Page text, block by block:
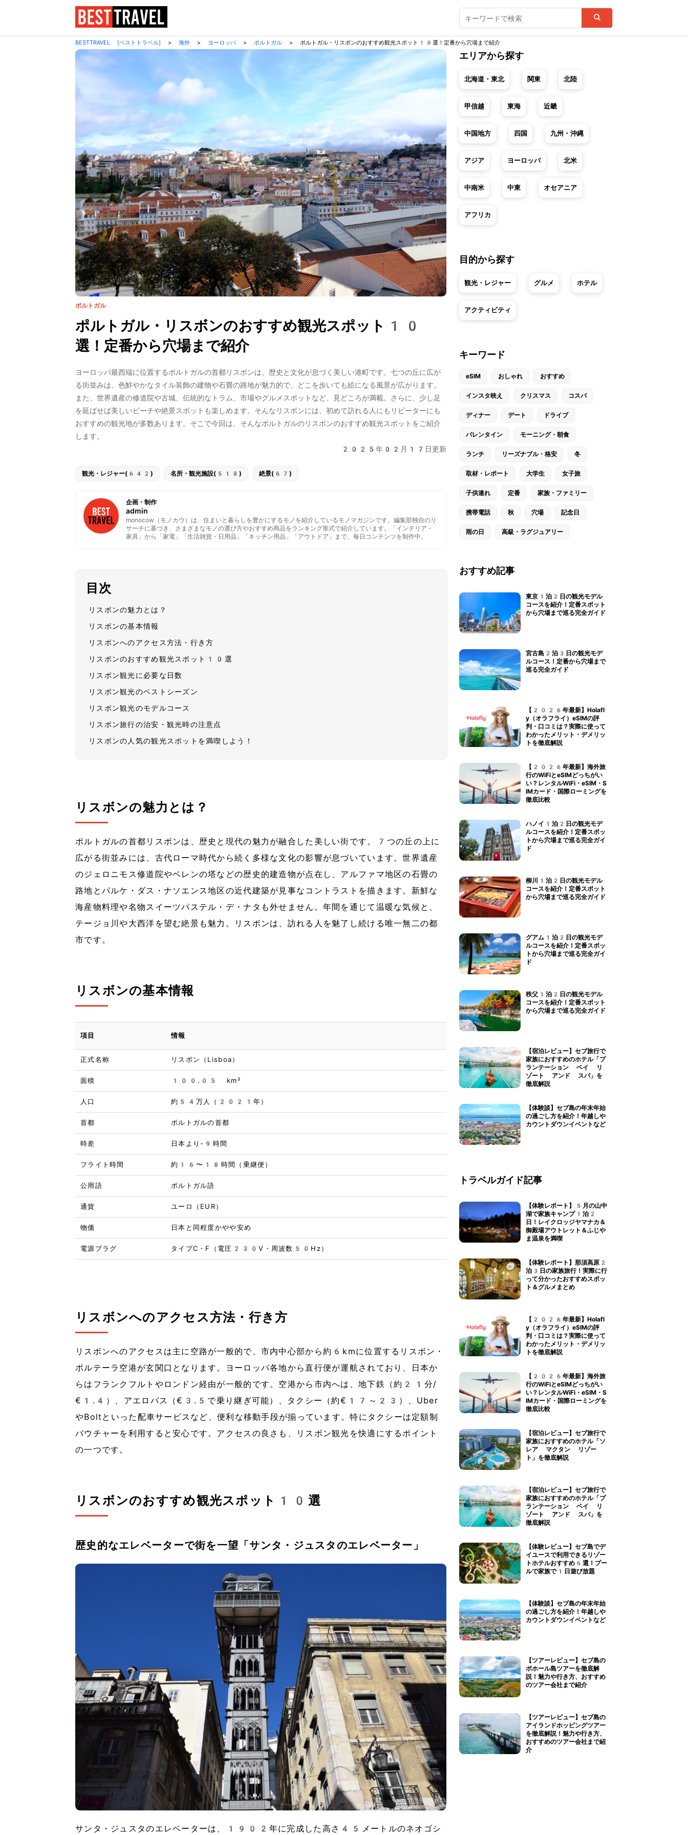
BESTTRAVEL [ベストトラベル] > 海外 > ヨーロッパ > ポルトガル > ポルトガル・リスボンのおすすめ観光スポット10選！定番から穴場まで紹介
ポルトガル
ポルトガル・リスボンのおすすめ観光スポット10
選！定番から穴場まで紹介
ヨーロッパ最西端に位置するポルトガルの首都リスボンは、歴史と文化が息づく美しい港町です。七つの丘に広が
る街並みは、色鮮やかなタイル装飾の建物や石畳の路地が魅力的で、どこを歩いても絵になる風景が広がります。
また、世界遺産の修道院や古城、伝統的なトラム、市場やグルメスポットなど、見どころが満載。さらに、少し足
を延ばせば美しいビーチや絶景スポットも楽しめます。そんなリスボンには、初めて訪れる人にもリピーターにも
おすすめの観光地が多数あります。そこで今回は、そんなポルトガルのリスボンのおすすめ観光スポットをご紹介
します。
2025年02月17日更新
観光・レジャー(642) 名所・観光施設(518) 絶景(67)
企画・制作
admin
monocow（モノカウ）は、住まいと暮らしを豊かにするモノを紹介しているモノマガジンです。編集部独自のリ
サーチに基づき、さまざまなモノの選び方やおすすめ商品をランキング形式で紹介しています。「インテリア・
家具」から「家電」「生活雑貨・日用品」「キッチン用品」「アウトドア」まで、毎日コンテンツを制作中。
目次
リスボンの魅力とは？
リスボンの基本情報
リスボンへのアクセス方法・行き方
リスボンのおすすめ観光スポット10選
リスボン観光に必要な日数
リスボン観光のベストシーズン
リスボン観光のモデルコース
リスボン旅行の治安・観光時の注意点
リスボンの人気の観光スポットを満喫しよう！
リスボンの魅力とは？
ポルトガルの首都リスボンは、歴史と現代の魅力が融合した美しい街です。7つの丘の上に
広がる街並みには、古代ローマ時代から続く多様な文化の影響が息づいています。世界遺産
のジェロニモス修道院やベレンの塔などの歴史的建造物が点在し、アルファマ地区の石畳の
路地とパルケ・ダス・ナソエンス地区の近代建築が見事なコントラストを描きます。新鮮な
海産物料理や名物スイーツパステル・デ・ナタも外せません。年間を通じて温暖な気候と、
テージョ川や大西洋を望む絶景も魅力。リスボンは、訪れる人を魅了し続ける唯一無二の都
市です。
リスボンの基本情報
項目 情報
正式名称 リスボン（Lisboa）
面積 100.05 km²
人口 約54万人（2021年）
首都 ポルトガルの首都
時差 日本より-9時間
フライト時間 約16〜18時間（乗継便）
公用語 ポルトガル語
通貨 ユーロ（EUR）
物価 日本と同程度かやや安め
電源プラグ タイプC・F（電圧230V・周波数50Hz）
リスボンへのアクセス方法・行き方
リスボンへのアクセスは主に空路が一般的で、市内中心部から約6kmに位置するリスボン・
ポルテーラ空港が玄関口となります。ヨーロッパ各地から直行便が運航されており、日本か
らはフランクフルトやロンドン経由が一般的です。空港から市内へは、地下鉄（約21分/
€1.4）、アエロバス（€3.5で乗り継ぎ可能）、タクシー（約€17～23）、Uber
やBoltといった配車サービスなど、便利な移動手段が揃っています。特にタクシーは定額制
バウチャーを利用すると安心です。アクセスの良さも、リスボン観光を快適にするポイント
の一つです。
リスボンのおすすめ観光スポット10選
歴史的なエレベーターで街を一望「サンタ・ジュスタのエレベーター」
サンタ・ジュスタのエレベーターは、1902年に完成した高さ45メートルのネオゴシ
エリアから探す
北海道・東北 関東 北陸
甲信越 東海 近畿
中国地方 四国 九州・沖縄
アジア ヨーロッパ 北米
中南米 中東 オセアニア
アフリカ
目的から探す
観光・レジャー グルメ ホテル
アクティビティ
キーワード
eSIM おしゃれ おすすめ
インスタ映え クリスマス コスパ
ディナー デート ドライブ
バレンタイン モーニング・朝食
ランチ リーズナブル・格安 冬
取材・レポート 大学生 女子旅
子供連れ 定番 家族・ファミリー
携帯電話 秋 穴場 記念日
雨の日 高級・ラグジュアリー
おすすめ記事
東京1泊2日の観光モデル
コースを紹介！定番スポット
から穴場まで巡る完全ガイド
宮古島2泊3日の観光モデ
ルコース！定番から穴場まで
巡る完全ガイド
【2026年最新】Holafl
y（オラフライ）eSIMの評
判・口コミは？実際に使って
わかったメリット・デメリッ
トを徹底解説
【2026年最新】海外旅
行のWiFiとeSIMどっちがい
い？レンタルWiFi・eSIM・S
IMカード・国際ローミングを
徹底比較
ハノイ1泊2日の観光モデ
ルコースを紹介！定番スポッ
トから穴場まで巡る完全ガイ
ド
柳川1泊2日の観光モデル
コースを紹介！定番スポット
から穴場まで巡る完全ガイド
グアム1泊2日の観光モデ
ルコースを紹介！定番スポッ
トから穴場まで巡る完全ガイ
ド
秩父1泊2日の観光モデル
コースを紹介！定番スポット
から穴場まで巡る完全ガイド
【宿泊レビュー】セブ旅行で
家族におすすめのホテル「プ
ランテーション ベイ リ
ゾート アンド スパ」を
徹底解説
【体験談】セブ島の年末年始
の過ごし方を紹介！年越しや
カウントダウンイベントなど
トラベルガイド記事
【体験レポート】5月の山中
湖で家族キャンプ1泊2
日！レイクロッジヤマナカ＆
御殿場アウトレット＆ふじや
ま温泉を満喫
【体験レポート】那須高原2
泊3日の家族旅行！実際に行
って分かったおすすめスポッ
ト＆グルメまとめ
【2026年最新】Holafl
y（オラフライ）eSIMの評
判・口コミは？実際に使って
わかったメリット・デメリッ
トを徹底解説
【2026年最新】海外旅
行のWiFiとeSIMどっちがい
い？レンタルWiFi・eSIM・S
IMカード・国際ローミングを
徹底比較
【宿泊レビュー】セブ旅行で
家族におすすめのホテル「ソ
レア マクタン リゾー
ト」を徹底解説
【宿泊レビュー】セブ旅行で
家族におすすめのホテル「プ
ランテーション ベイ リ
ゾート アンド スパ」を
徹底解説
【体験レビュー】セブ島でデ
イユースで利用できるリゾー
トホテルおすすめ6選！プー
ルで家族で1日遊び放題
【体験談】セブ島の年末年始
の過ごし方を紹介！年越しや
カウントダウンイベントなど
【ツアーレビュー】セブ島の
ボホール島ツアーを徹底解
説！魅力や行き方、おすすめ
のツアー会社まで紹介
【ツアーレビュー】セブ島の
アイランドホッピングツアー
を徹底解説！魅力や行き方、
おすすめのツアー会社まで紹
介